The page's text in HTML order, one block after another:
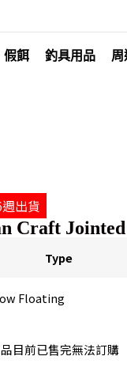
假餌 釣具用品
出貨
Craft
Type
Floating
目前已售完無法訂購